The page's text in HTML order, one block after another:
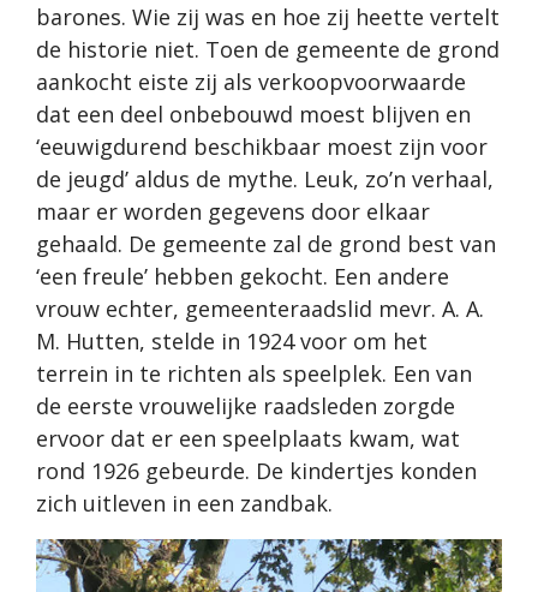
barones. Wie zij was en hoe zij heette vertelt
de historie niet. Toen de gemeente de grond
aankocht eiste zij als verkoopvoorwaarde
dat een deel onbebouwd moest blijven en
‘eeuwigdurend beschikbaar moest zijn voor
de jeugd’ aldus de mythe. Leuk, zo’n verhaal,
maar er worden gegevens door elkaar
gehaald. De gemeente zal de grond best van
‘een freule’ hebben gekocht. Een andere
vrouw echter, gemeenteraadslid mevr. A. A.
M. Hutten, stelde in 1924 voor om het
terrein in te richten als speelplek. Een van
de eerste vrouwelijke raadsleden zorgde
ervoor dat er een speelplaats kwam, wat
rond 1926 gebeurde. De kindertjes konden
zich uitleven in een zandbak.